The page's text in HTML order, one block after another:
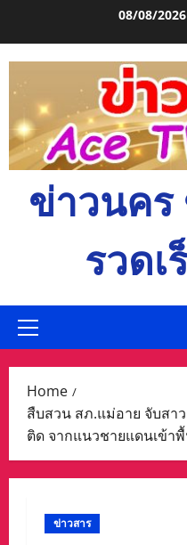
08/08/2026
ข่าวนคร
รวดเ
Primary
Home
สืบสวน สภ.แม่อาย จับสา
ติด จากแนวชายแดนเข้า
ข่าวสาร